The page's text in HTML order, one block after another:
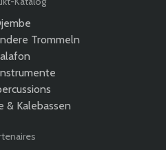
Trommeln
& Kalebassen